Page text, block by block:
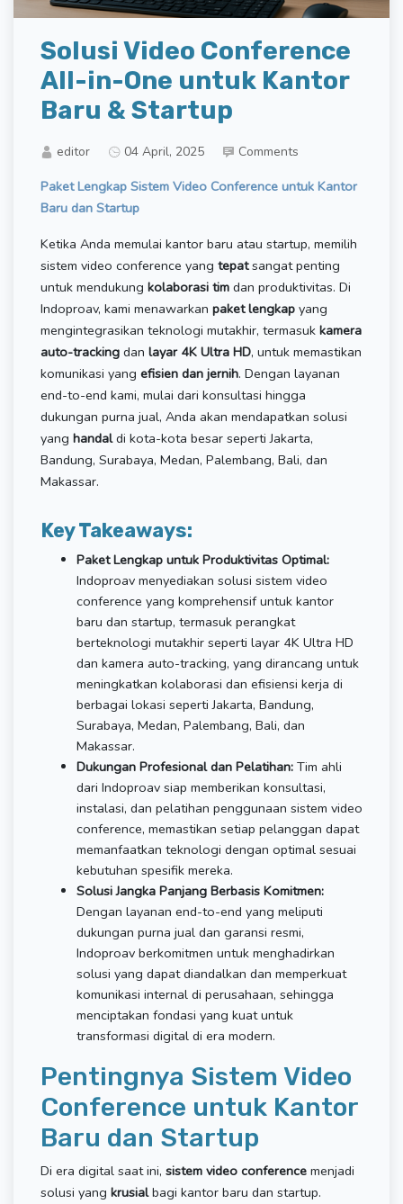
​Solusi Video Conference
All-in-One untuk Kantor
Baru & Startup
editor 04 April, 2025 Comments
Paket Lengkap Sistem Video Conference untuk Kantor
Baru dan Startup
Ketika Anda memulai kantor baru atau startup, memilih
sistem video conference yang tepatsangat penting
untuk mendukung kolaborasi tim dan produktivitas. Di
Indoproav, kami menawarkan paket lengkap yang
mengintegrasikan teknologi mutakhir, termasuk kamera
auto-tracking dan layar 4K Ultra HD, untuk memastikan
komunikasi yang efisien dan jernih. Dengan layanan
end-to-end kami, mulai dari konsultasi hingga
dukungan purna jual, Anda akan mendapatkan solusi
yang handaldi kota-kota besar seperti Jakarta,
Bandung, Surabaya, Medan, Palembang, Bali, dan
Makassar.
Key Takeaways:
Paket Lengkap untuk Produktivitas Optimal:
Indoproav menyediakan solusi sistem video
conference yang komprehensif untuk kantor
baru dan startup, termasuk perangkat
berteknologi mutakhir seperti layar 4K Ultra HD
dan kamera auto-tracking, yang dirancang untuk
meningkatkan kolaborasi dan efisiensi kerja di
berbagai lokasi seperti Jakarta, Bandung,
Surabaya, Medan, Palembang, Bali, dan
Makassar.
Dukungan Profesional dan Pelatihan: Tim ahli
dari Indoproav siap memberikan konsultasi,
instalasi, dan pelatihan penggunaan sistem video
conference, memastikan setiap pelanggan dapat
memanfaatkan teknologi dengan optimal sesuai
kebutuhan spesifik mereka.
Solusi Jangka Panjang Berbasis Komitmen:
Dengan layanan end-to-end yang meliputi
dukungan purna jual dan garansi resmi,
Indoproav berkomitmen untuk menghadirkan
solusi yang dapat diandalkan dan memperkuat
komunikasi internal di perusahaan, sehingga
menciptakan fondasi yang kuat untuk
transformasi digital di era modern.
Pentingnya Sistem Video
Conference untuk Kantor
Baru dan Startup
Di era digital saat ini, sistem video conference menjadi
solusi yang krusialbagi kantor baru dan startup.